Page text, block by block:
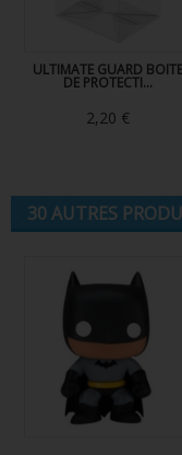
ULTIMATE GUARD BOITE
DE PROTECTI...
2,20 €
30 AUTRES